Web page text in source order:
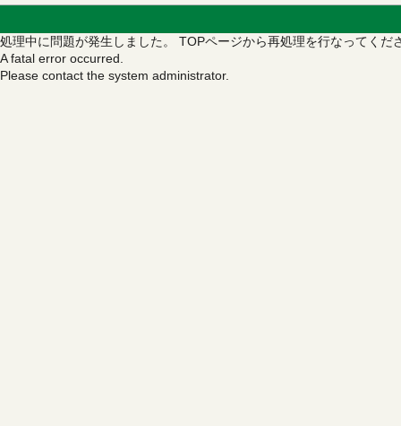
処理中に問題が発生しました。 TOPページから再処理を行なってくだ
A fatal error occurred.
Please contact the system administrator.